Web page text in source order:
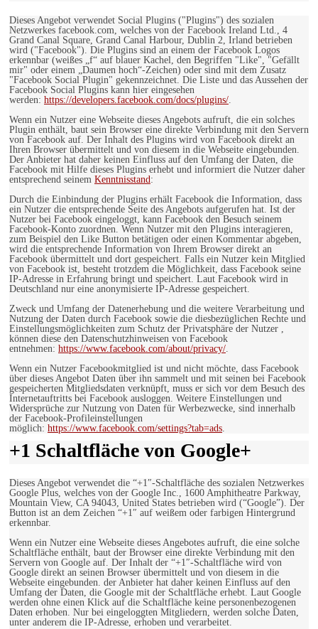
Dieses Angebot verwendet Social Plugins ("Plugins") des sozialen
Netzwerkes facebook.com, welches von der Facebook Ireland Ltd., 4
Grand Canal Square, Grand Canal Harbour, Dublin 2, Irland betrieben
wird ("Facebook"). Die Plugins sind an einem der Facebook Logos
erkennbar (weißes „f“ auf blauer Kachel, den Begriffen "Like", "Gefällt
mir" oder einem „Daumen hoch“-Zeichen) oder sind mit dem Zusatz
"Facebook Social Plugin" gekennzeichnet. Die Liste und das Aussehen der
Facebook Social Plugins kann hier eingesehen
werden: https://developers.facebook.com/docs/plugins/.
Wenn ein Nutzer eine Webseite dieses Angebots aufruft, die ein solches
Plugin enthält, baut sein Browser eine direkte Verbindung mit den Servern
von Facebook auf. Der Inhalt des Plugins wird von Facebook direkt an
Ihren Browser übermittelt und von diesem in die Webseite eingebunden.
Der Anbieter hat daher keinen Einfluss auf den Umfang der Daten, die
Facebook mit Hilfe dieses Plugins erhebt und informiert die Nutzer daher
entsprechend seinem Kenntnisstand:
Durch die Einbindung der Plugins erhält Facebook die Information, dass
ein Nutzer die entsprechende Seite des Angebots aufgerufen hat. Ist der
Nutzer bei Facebook eingeloggt, kann Facebook den Besuch seinem
Facebook-Konto zuordnen. Wenn Nutzer mit den Plugins interagieren,
zum Beispiel den Like Button betätigen oder einen Kommentar abgeben,
wird die entsprechende Information von Ihrem Browser direkt an
Facebook übermittelt und dort gespeichert. Falls ein Nutzer kein Mitglied
von Facebook ist, besteht trotzdem die Möglichkeit, dass Facebook seine
IP-Adresse in Erfahrung bringt und speichert. Laut Facebook wird in
Deutschland nur eine anonymisierte IP-Adresse gespeichert.
Zweck und Umfang der Datenerhebung und die weitere Verarbeitung und
Nutzung der Daten durch Facebook sowie die diesbezüglichen Rechte und
Einstellungsmöglichkeiten zum Schutz der Privatsphäre der Nutzer ,
können diese den Datenschutzhinweisen von Facebook
entnehmen: https://www.facebook.com/about/privacy/.
Wenn ein Nutzer Facebookmitglied ist und nicht möchte, dass Facebook
über dieses Angebot Daten über ihn sammelt und mit seinen bei Facebook
gespeicherten Mitgliedsdaten verknüpft, muss er sich vor dem Besuch des
Internetauftritts bei Facebook ausloggen. Weitere Einstellungen und
Widersprüche zur Nutzung von Daten für Werbezwecke, sind innerhalb
der Facebook-Profileinstellungen
möglich: https://www.facebook.com/settings?tab=ads.
+1 Schaltfläche von Google+
Dieses Angebot verwendet die “+1″-Schaltfläche des sozialen Netzwerkes
Google Plus, welches von der Google Inc., 1600 Amphitheatre Parkway,
Mountain View, CA 94043, United States betrieben wird (“Google”). Der
Button ist an dem Zeichen “+1″ auf weißem oder farbigen Hintergrund
erkennbar.
Wenn ein Nutzer eine Webseite dieses Angebotes aufruft, die eine solche
Schaltfläche enthält, baut der Browser eine direkte Verbindung mit den
Servern von Google auf. Der Inhalt der “+1″-Schaltfläche wird von
Google direkt an seinen Browser übermittelt und von diesem in die
Webseite eingebunden. der Anbieter hat daher keinen Einfluss auf den
Umfang der Daten, die Google mit der Schaltfläche erhebt. Laut Google
werden ohne einen Klick auf die Schaltfläche keine personenbezogenen
Daten erhoben. Nur bei eingeloggten Mitgliedern, werden solche Daten,
unter anderem die IP-Adresse, erhoben und verarbeitet.